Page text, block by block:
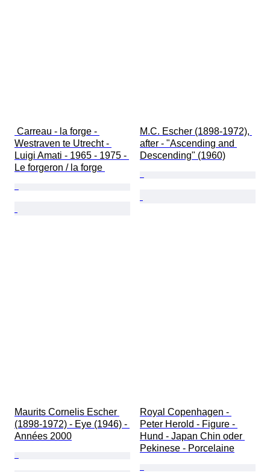
Westraven te Utrecht -
Luigi Amati - 1965 - 1975 -
Le forgeron / la forge
M.C. Escher (1898-1972),
after - "Ascending and
Descending" (1960)
Maurits Cornelis Escher
(1898-1972) - Eye (1946) -
Années 2000
Royal Copenhagen -
Peter Herold - Figure -
Hund - Japan Chin oder
Pekinese - Porcelaine